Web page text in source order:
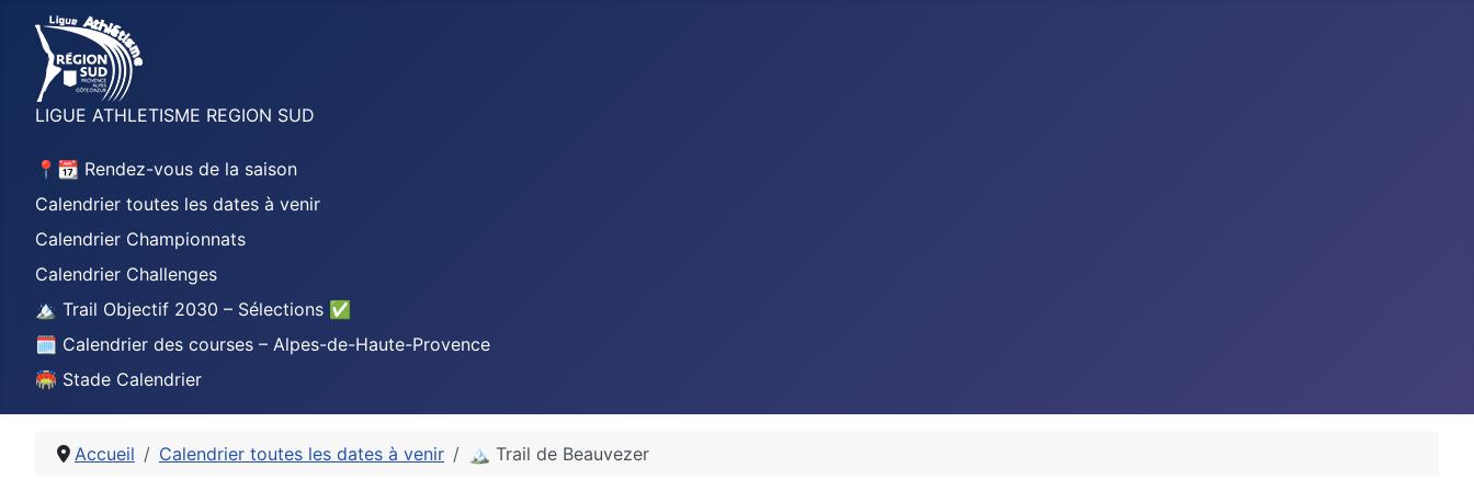
LIGUE ATHLETISME REGION SUD
📍📆 Rendez-vous de la saison
Calendrier toutes les dates à venir
Calendrier Championnats
Calendrier Challenges
🏔️ Trail Objectif 2030 – Sélections ✅
🗓️ Calendrier des courses – Alpes-de-Haute-Provence
🏟️ Stade Calendrier
Accueil Calendrier toutes les dates à venir 🏔️ Trail de Beauvezer